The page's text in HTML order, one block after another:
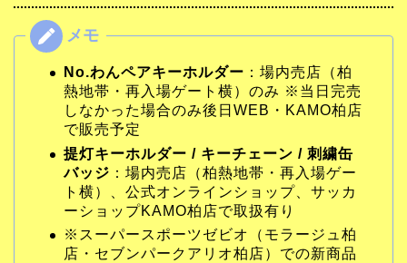
No.わんペアキーホルダー ：場内売店（柏
熱地帯・再入場ゲート横）のみ ※当日完売
しなかった場合のみ後日WEB・KAMO柏店
で販売予定
提灯キーホルダー / キーチェーン / 刺繍缶
バッジ ：場内売店（柏熱地帯・再入場ゲー
ト横）、公式オンラインショップ、サッカ
ーショップKAMO柏店で取扱有り
※スーパースポーツゼビオ（モラージュ柏
店・セブンパークアリオ柏店）での新商品